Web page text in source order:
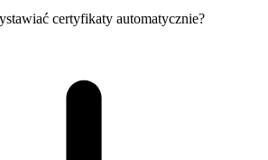
certyfikaty automatycznie?